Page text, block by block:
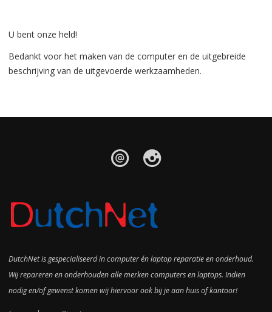
U bent onze held!
Bedankt voor het maken van de computer en de uitgebreide
beschrijving van de uitgevoerde werkzaamheden.
DutchNet is gespecialiseerd in computer én laptop reparatie en onderhoud.
Wij repareren en onderhouden alle merken computers en laptops. Indien
nodig en/of gewenst komen wij hiervoor ook bij je aan huis of kantoor!